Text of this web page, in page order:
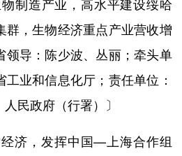
制造产业，高水平建设绥哈
群，生物经济重点产业营收增
领导：陈少波、丛丽；牵头单
业和信息化厅；责任单位：
民政府（行署）〕
济，发挥中国—上海合作组